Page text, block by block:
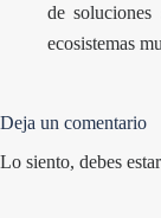
de
ecosistemas
Deja un comentario
Lo siento, debes estar